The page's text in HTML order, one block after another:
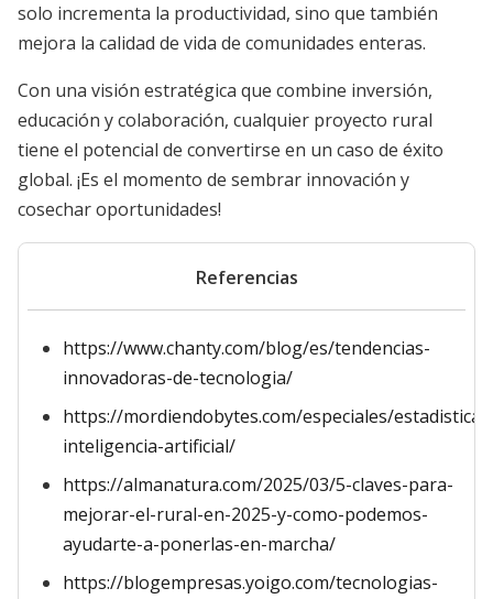
solo incrementa la productividad, sino que también
mejora la calidad de vida de comunidades enteras.
Con una visión estratégica que combine inversión,
educación y colaboración, cualquier proyecto rural
tiene el potencial de convertirse en un caso de éxito
global. ¡Es el momento de sembrar innovación y
cosechar oportunidades!
Referencias
https://www.chanty.com/blog/es/tendencias-
innovadoras-de-tecnologia/
https://mordiendobytes.com/especiales/
inteligencia-artificial/
https://almanatura.com/2025/03/5-claves-para-
mejorar-el-rural-en-2025-y-como-podemos-
ayudarte-a-ponerlas-en-marcha/
https://blogempresas.yoigo.com/tecnologias-